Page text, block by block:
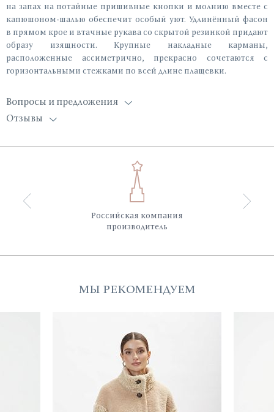
на запах на потайные пришивные кнопки и молнию вместе с
капюшоном-шалью обеспечит особый уют. Удлинённый фасон
в прямом крое и втачные рукава со скрытой резинкой придают
образу изящности. Крупные накладные карманы,
расположенные ассиметрично, прекрасно сочетаются с
горизонтальными стежками по всей длине плащевки.
Вопросы и предложения
Отзывы
Российская компания
производитель
МЫ РЕКОМЕНДУЕМ